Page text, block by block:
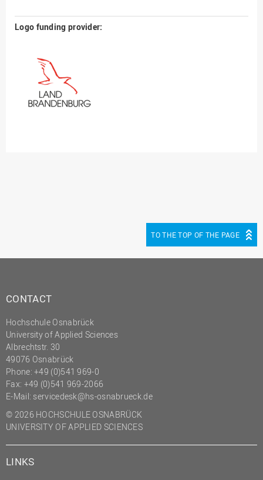
Logo funding provider:
TO THE TOP OF THE PAGE
CONTACT
Hochschule Osnabrück
University of Applied Sciences
Albrechtstr. 30
49076 Osnabrück
Phone: +49 (0)541 969-0
Fax: +49 (0)541 969-2066
E-Mail: servicedesk@hs-osnabrueck.de
© 2026 HOCHSCHULE OSNABRÜCK
UNIVERSITY OF APPLIED SCIENCES
LINKS